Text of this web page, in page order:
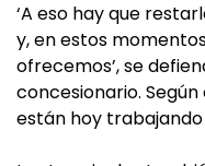
‘A eso hay que
y, en estos
ofrecemos’, se
concesionario.
están hoy